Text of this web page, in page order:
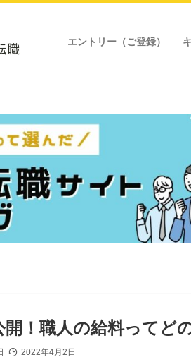
エントリー（ご登録）
！職人の給料ってど
2022年4月2日